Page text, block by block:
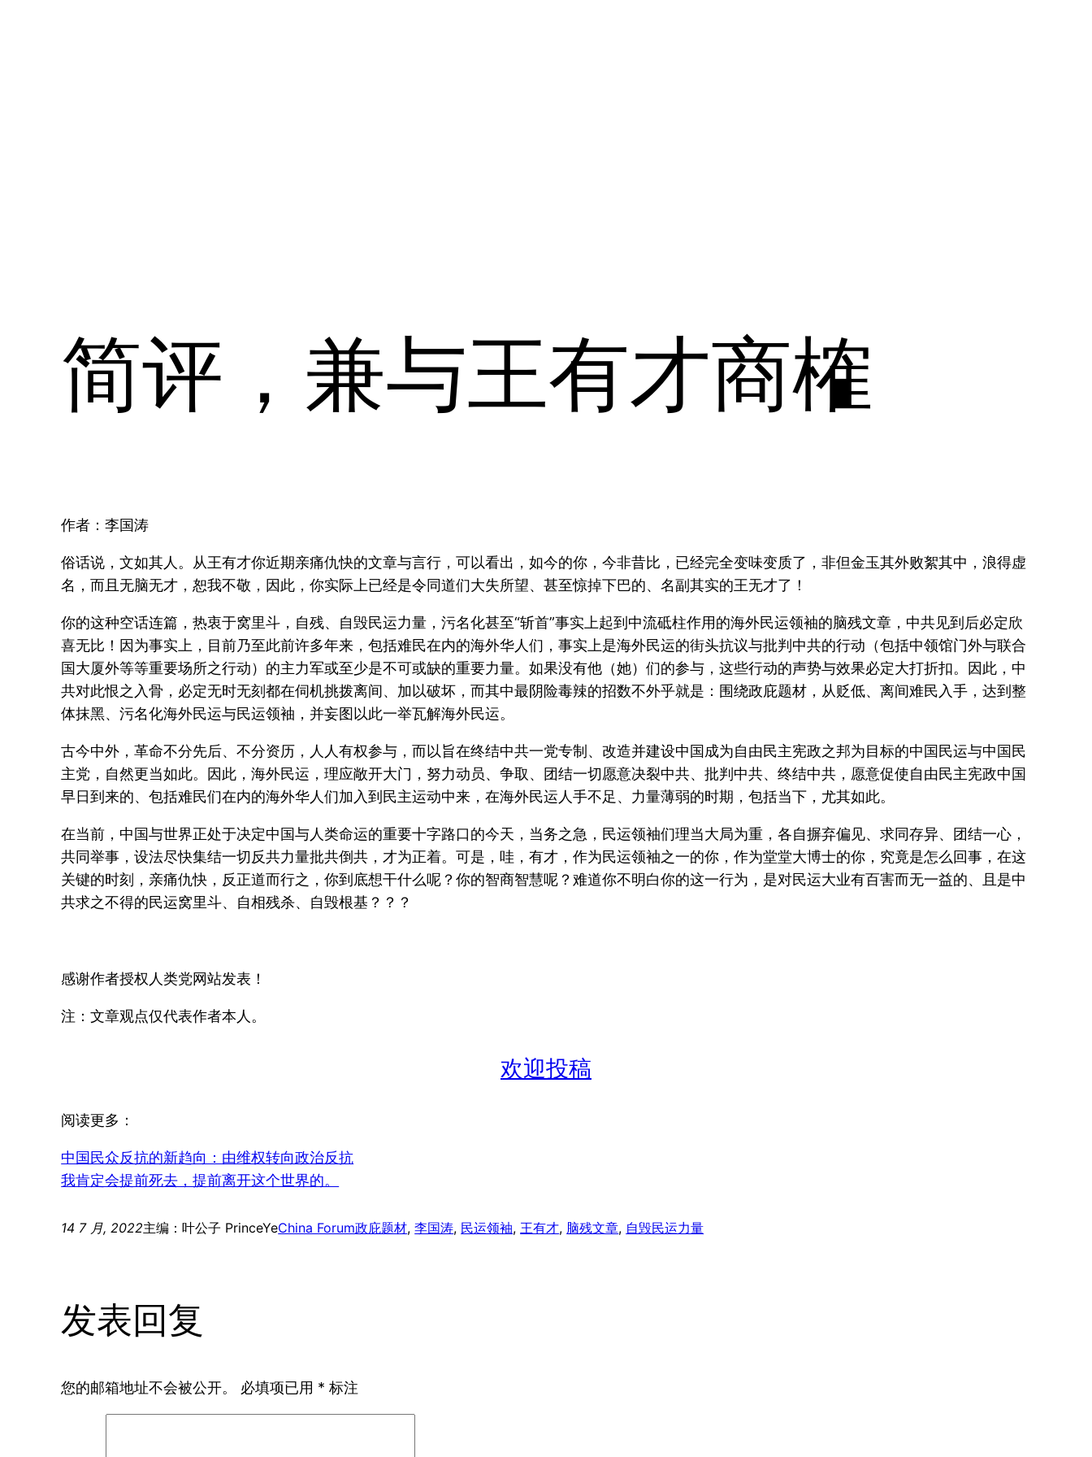
简评，兼与王有才商榷
作者：李国涛
俗话说，文如其人。从王有才你近期亲痛仇快的文章与言行，可以看出，如今的你，今非昔比，已经完全变味变质了，非但金玉其外败絮其中，浪得虚
名，而且无脑无才，恕我不敬，因此，你实际上已经是令同道们大失所望、甚至惊掉下巴的、名副其实的王无才了！
你的这种空话连篇，热衷于窝里斗，自残、自毁民运力量，污名化甚至“斩首”事实上起到中流砥柱作用的海外民运领袖的脑残文章，中共见到后必定欣
喜无比！因为事实上，目前乃至此前许多年来，包括难民在内的海外华人们，事实上是海外民运的街头抗议与批判中共的行动（包括中领馆门外与联合
国大厦外等等重要场所之行动）的主力军或至少是不可或缺的重要力量。如果没有他（她）们的参与，这些行动的声势与效果必定大打折扣。因此，中
共对此恨之入骨，必定无时无刻都在伺机挑拨离间、加以破坏，而其中最阴险毒辣的招数不外乎就是：围绕政庇题材，从贬低、离间难民入手，达到整
体抹黑、污名化海外民运与民运领袖，并妄图以此一举瓦解海外民运。
古今中外，革命不分先后、不分资历，人人有权参与，而以旨在终结中共一党专制、改造并建设中国成为自由民主宪政之邦为目标的中国民运与中国民
主党，自然更当如此。因此，海外民运，理应敞开大门，努力动员、争取、团结一切愿意决裂中共、批判中共、终结中共，愿意促使自由民主宪政中国
早日到来的、包括难民们在内的海外华人们加入到民主运动中来，在海外民运人手不足、力量薄弱的时期，包括当下，尤其如此。
在当前，中国与世界正处于决定中国与人类命运的重要十字路口的今天，当务之急，民运领袖们理当大局为重，各自摒弃偏见、求同存异、团结一心，
共同举事，设法尽快集结一切反共力量批共倒共，才为正着。可是，哇，有才，作为民运领袖之一的你，作为堂堂大博士的你，究竟是怎么回事，在这
关键的时刻，亲痛仇快，反正道而行之，你到底想干什么呢？你的智商智慧呢？难道你不明白你的这一行为，是对民运大业有百害而无一益的、且是中
共求之不得的民运窝里斗、自相残杀、自毁根基？？？
感谢作者授权人类党网站发表！
注：文章观点仅代表作者本人。
欢迎投稿
阅读更多：
中国民众反抗的新趋向：由维权转向政治反抗
我肯定会提前死去，提前离开这个世界的。
14 7 月, 2022主编：叶公子 PrinceYeChina Forum政庇题材, 李国涛, 民运领袖, 王有才, 脑残文章, 自毁民运力量
发表回复
您的邮箱地址不会被公开。 必填项已用 * 标注